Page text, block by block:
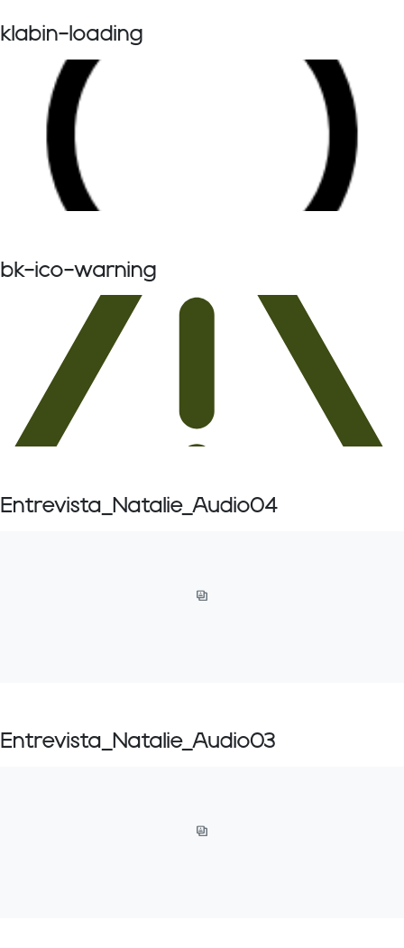
klabin-loading
bk-ico-warning
Entrevista_Natalie_Audio04
Entrevista_Natalie_Audio03